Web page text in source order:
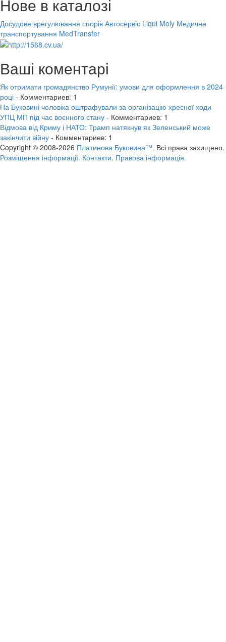
Нове в каталозі
Досудове врегулювання спорів Автосервіс Liqui Moly Медичне
транспортування MedTransfer
Ваші коментарі
Як отримати громадянство Румунії: умови для оформлення в 2024
році - Комментариев: 1
На Буковині чоловіка оштрафували за організацію хресної ходи
УПЦ МП під час воєнного стану - Комментариев: 1
Відмова від Криму і НАТО: Трамп натякнув як Зеленський може
закінчити війну - Комментариев: 1
Copyright © 2008-2026 Платинова Буковина™. Всі права захищено.
Розміщення інформації. Контакти. Правова інформація.